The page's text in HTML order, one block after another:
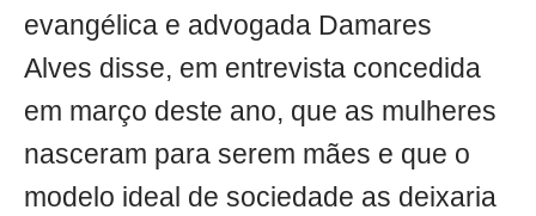
evangélica e advogada Damares
Alves disse, em entrevista concedida
em março deste ano, que as mulheres
nasceram para serem mães e que o
modelo ideal de sociedade as deixaria